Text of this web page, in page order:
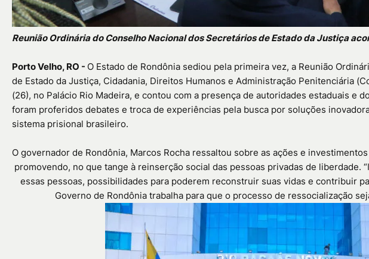
Reunião Ordinária do Conselho Nacional dos Secretários de Estado da Justiça
Porto Velho, RO - O Estado de Rondônia sediou pela primeira vez, a Reunião
de Estado da Justiça, Cidadania, Direitos Humanos e Administração Penitenciária
(26), no Palácio Rio Madeira, e contou com a presença de autoridades estaduais e
foram proferidos debates e troca de experiências pela busca por soluções
sistema prisional brasileiro.
O governador de Rondônia, Marcos Rocha ressaltou sobre as ações e
promovendo, no que tange à reinserção social das pessoas privadas de liberdade.
essas pessoas, possibilidades para poderem reconstruir suas vidas e contribuir
Governo de Rondônia trabalha para que o processo de ressocialização